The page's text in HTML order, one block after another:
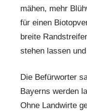
mähen, mehr
für einen
breite
stehen lassen
Die Befürworter
Bayerns werden
Ohne Landwirte